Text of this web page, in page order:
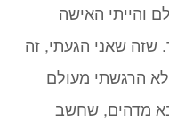
והייתי האישה
שזה שאני הגעתי, זה
הרגשתי מעולם
מדהים, שחשב